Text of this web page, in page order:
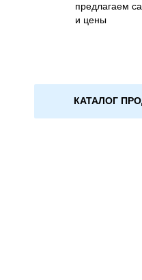
предлагаем
и цены
КАТАЛОГ